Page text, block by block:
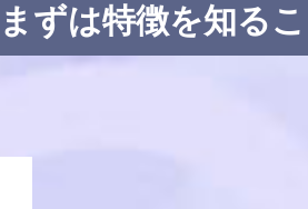
ずは特徴を知る